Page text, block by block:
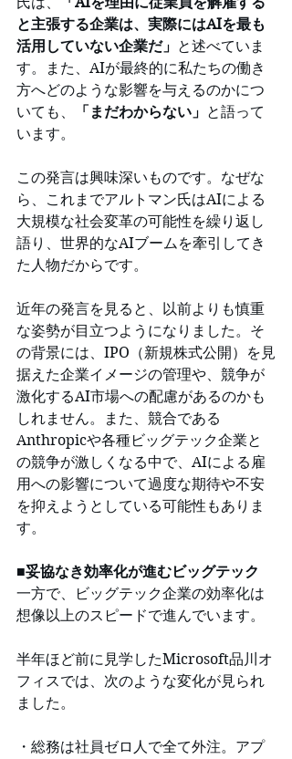
と主張する企業は、実際にはAIを最も
活用していない企業だ」 と述べていま
す。また、AIが最終的に私たちの働き
方へどのような影響を与えるのかにつ
いても、
「まだわからない」 と語って
います。
この発言は興味深いものです。なぜな
ら、これまでアルトマン氏はAIによる
大規模な社会変革の可能性を繰り返し
語り、世界的なAIブームを牽引してき
た人物だからです。
近年の発言を見ると、以前よりも慎重
な姿勢が目立つようになりました。そ
の背景には、IPO（新規株式公開）を見
据えた企業イメージの管理や、競争が
激化するAI市場への配慮があるのかも
しれません。また、競合である
Anthropicや各種ビッグテック企業と
の競争が激しくなる中で、AIによる雇
用への影響について過度な期待や不安
を抑えようとしている可能性もありま
す。
■妥協なき効率化が進むビッグテック
一方で、ビッグテック企業の効率化は
想像以上のスピードで進んでいます。
半年ほど前に見学したMicrosoft品川オ
フィスでは、次のような変化が見られ
ました。
・総務は社員ゼロ人で全て外注。アプ